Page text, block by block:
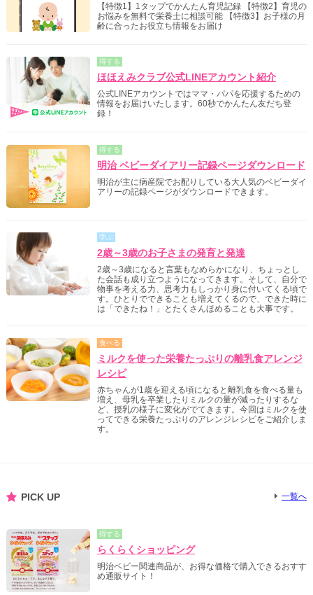
【特徴1】1タップでかんたん育児記録 【特徴2】育児の
お悩みを無料で栄養士に相談可能 【特徴3】お子様の月
齢に合ったお役立ち情報をお届け
得する
ほほえみクラブ公式LINEアカウント紹介
公式LINEアカウントではママ・パパを応援するための
情報をお届けいたします。60秒でかんたん友だち登
録！
得する
明治 ベビーダイアリー記録ページダウンロード
明治が主に病産院でお配りしている大人気のベビーダイ
アリーの記録ページがダウンロードできます。
学ぶ
2歳～3歳のお子さまの発育と発達
2歳～3歳になると言葉もなめらかになり、ちょっとし
た会話も成り立つようになってきます。そして、自分で
物事を考える力、思考力もしっかり身に付いてくる頃で
す。ひとりでできることも増えてくるので、できた時に
は「できたね！」とたくさんほめることも大事です。
食べる
ミルクを使った栄養たっぷりの離乳食アレンジ
レシピ
赤ちゃんが1歳を迎える頃になると離乳食を食べる量も
増え、母乳を卒業したりミルクの量が減ったりするな
ど、授乳の様子に変化がでてきます。今回はミルクを使
ってできる栄養たっぷりのアレンジレシピをご紹介しま
す。
PICK UP 一覧へ
得する
らくらくショッピング
明治ベビー関連商品が、お得な価格で購入できるおすす
め通販サイト！